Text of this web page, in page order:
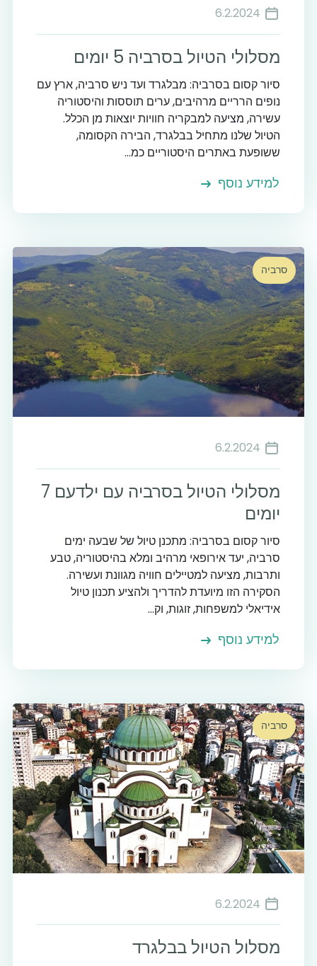
6.2.2024
מסלולי הטיול בסרביה 5 יומים
סיור קסום בסרביה: מבלגרד ועד ניש סרביה, ארץ עם
נופים הרריים מרהיבים, ערים תוססות והיסטוריה
עשירה, מציעה למבקריה חוויות יוצאות מן הכלל.
הטיול שלנו מתחיל בבלגרד, הבירה הקסומה,
ששופעת באתרים היסטוריים כמ...
למידע נוסף
סרביה
6.2.2024
מסלולי הטיול בסרביה עם ילדעם 7
יומים
סיור קסום בסרביה: מתכנן טיול של שבעה ימים
סרביה, יעד אירופאי מרהיב ומלא בהיסטוריה, טבע
ותרבות, מציעה למטיילים חוויה מגוונת ועשירה.
הסקירה הזו מיועדת להדריך ולהציע תכנון טיול
אידיאלי למשפחות, זוגות, וק...
למידע נוסף
סרביה
6.2.2024
מסלול הטיול בבלגרד